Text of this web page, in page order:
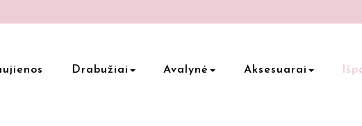
Drabužiai Avalynė Aksesuarai